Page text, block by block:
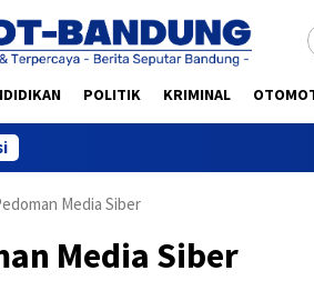
POLITIK KRIMINAL
Media Siber
Media Siber